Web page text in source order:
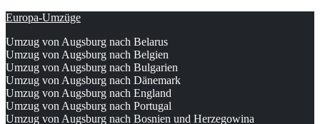
Europa-Umzüge
Umzug von Augsburg nach Belarus
Umzug von Augsburg nach Belgien
Umzug von Augsburg nach Bulgarien
Umzug von Augsburg nach Dänemark
Umzug von Augsburg nach England
Umzug von Augsburg nach Portugal
Umzug von Augsburg nach Bosnien und Herzegowina